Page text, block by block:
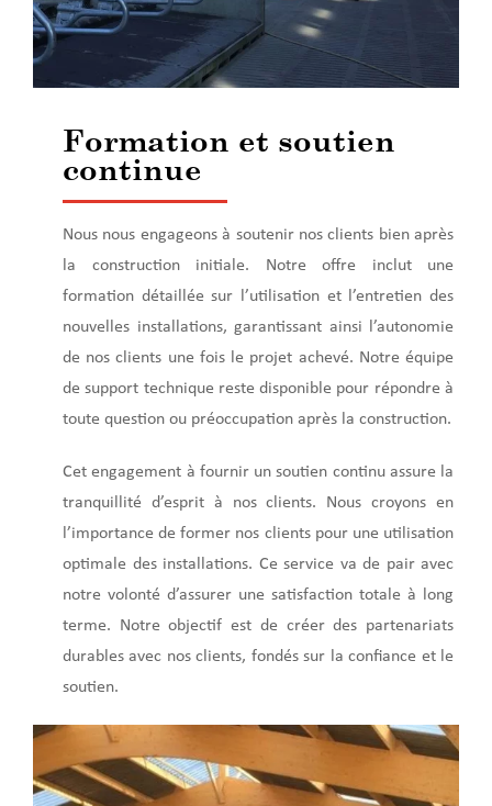
Formation et soutien
continue
Nous nous engageons à soutenir nos clients bien après
la construction initiale. Notre offre inclut une
formation détaillée sur l’utilisation et l’entretien des
nouvelles installations, garantissant ainsi l’autonomie
de nos clients une fois le projet achevé. Notre équipe
de support technique reste disponible pour répondre à
toute question ou préoccupation après la construction.
Cet engagement à fournir un soutien continu assure la
tranquillité d’esprit à nos clients. Nous croyons en
l’importance de former nos clients pour une utilisation
optimale des installations. Ce service va de pair avec
notre volonté d’assurer une satisfaction totale à long
terme. Notre objectif est de créer des partenariats
durables avec nos clients, fondés sur la confiance et le
soutien.